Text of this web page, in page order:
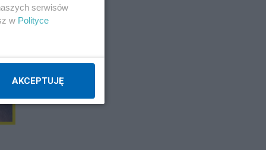
serwisów
w Polityce
AKCEPTUJĘ